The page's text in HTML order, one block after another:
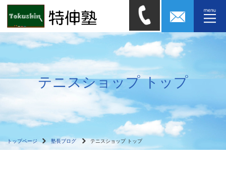
テニスショップ トップ
トップページ 塾長ブログ テニスショップ トップ